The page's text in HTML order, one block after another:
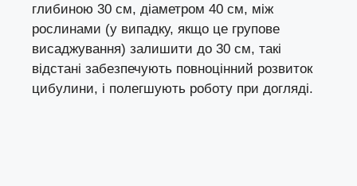
глибиною 30 см, діаметром 40 см, між
рослинами (у випадку, якщо це групове
висаджування) залишити до 30 см, такі
відстані забезпечують повноцінний розвиток
цибулини, і полегшують роботу при догляді.